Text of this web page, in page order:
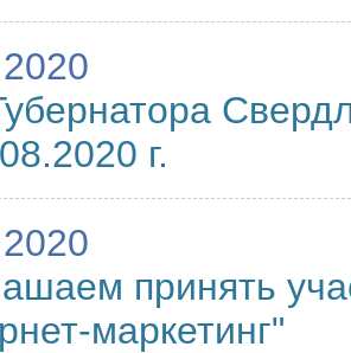
г.
принять
маркетинг"